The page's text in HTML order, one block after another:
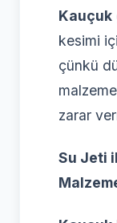
Kauçuk
kesimi
çünkü
zarar
Su Jeti